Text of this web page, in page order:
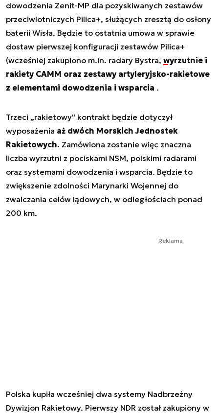
dowodzenia Zenit-MP dla pozyskiwanych zestawów
przeciwlotniczych Pilica+, służących zresztą do osłony
baterii Wisła. Będzie to ostatnia umowa w sprawie
dostaw pierwszej konfiguracji zestawów Pilica+
(wcześniej zakupiono m.in. radary Bystra, wyrzutnie i
rakiety CAMM oraz zestawy artyleryjsko-rakietowe
z elementami dowodzenia i wsparcia .
Trzeci „rakietowy" kontrakt będzie dotyczył
wyposażenia aż dwóch Morskich Jednostek
Rakietowych. Zamówiona zostanie więc znaczna
liczba wyrzutni z pociskami NSM, polskimi radarami
oraz systemami dowodzenia i wsparcia. Będzie to
zwiększenie zdolności Marynarki Wojennej do
zwalczania celów lądowych, w odległościach ponad
200 km.
Reklama
Polska kupiła wcześniej dwa systemy Nadbrzeżny
Dywizjon Rakietowy. Pierwszy NDR został zakupiony w